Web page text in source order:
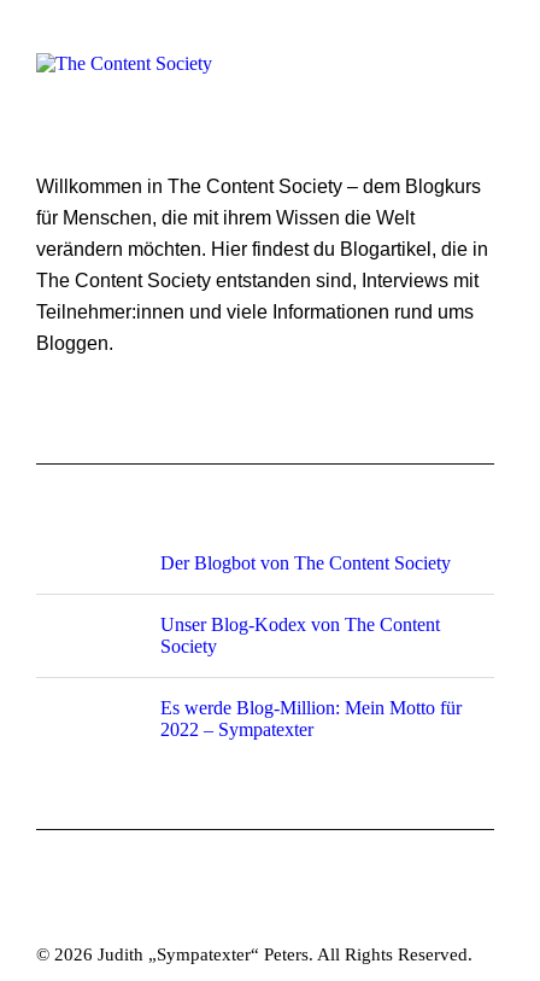
Willkommen in The Content Society – dem Blogkurs
für Menschen, die mit ihrem Wissen die Welt
verändern möchten. Hier findest du Blogartikel, die in
The Content Society entstanden sind, Interviews mit
Teilnehmer:innen und viele Informationen rund ums
Bloggen.
Der Blogbot von The Content Society
Unser Blog-Kodex von The Content
Society
Es werde Blog-Million: Mein Motto für
2022 – Sympatexter
© 2026 Judith „Sympatexter“ Peters. All Rights Reserved.